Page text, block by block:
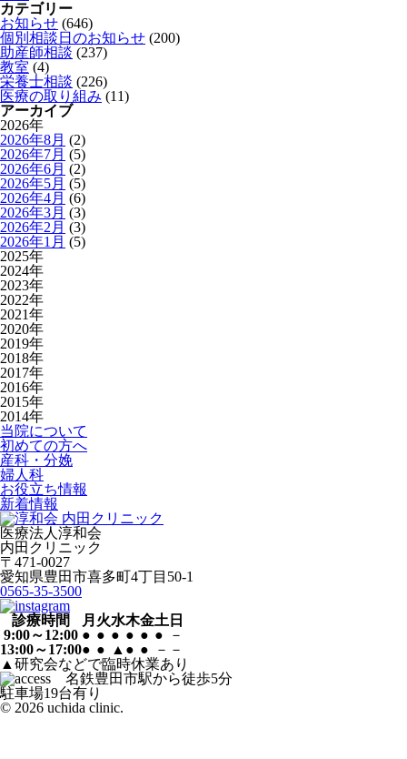
カテゴリー
お知らせ (646)
個別相談日のお知らせ (200)
助産師相談 (237)
教室 (4)
栄養士相談 (226)
医療の取り組み (11)
アーカイブ
2026年
2026年8月 (2)
2026年7月 (5)
2026年6月 (2)
2026年5月 (5)
2026年4月 (6)
2026年3月 (3)
2026年2月 (3)
2026年1月 (5)
2025年
2024年
2023年
2022年
2021年
2020年
2019年
2018年
2017年
2016年
2015年
2014年
当院について
初めての方へ
産科・分娩
婦人科
お役立ち情報
新着情報
医療法人淳和会
内田クリニック
〒471-0027
愛知県豊田市喜多町4丁目50-1
0565-35-3500
診療時間
月 火水木金土 日
9:00～12:00 ● ● ● ● ● ●
－
13:00～17:00● ● ▲ ● ● － －
▲研究会などで臨時休業あり
駐車場19台有り
© 2026 uchida clinic.